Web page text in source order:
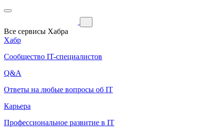
Все сервисы Хабра
Хабр
Сообщество IT-специалистов
Q&A
Ответы на любые вопросы об IT
Карьера
Профессиональное развитие в IT